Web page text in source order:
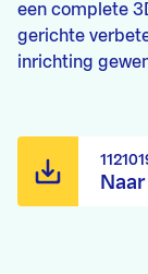
een complete
gerichte
inrichting